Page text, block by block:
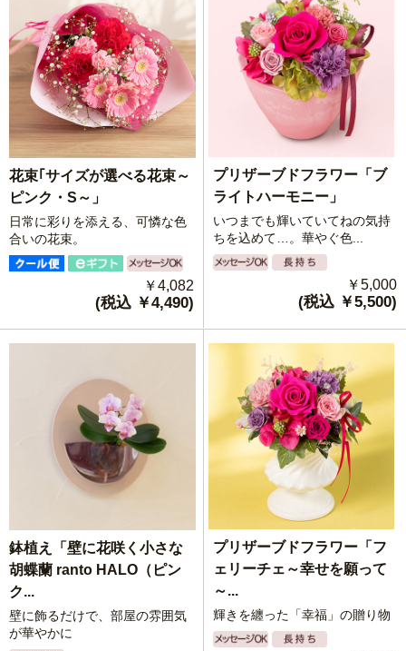
花束｢サイズが選べる花束～
ピンク・S～」
日常に彩りを添える、可憐な色
合いの花束。
￥4,082
(税込 ￥4,490)
プリザーブドフラワー「ブ
ライトハーモニー」
いつまでも輝いていてねの気持
ちを込めて…。華やぐ色...
￥5,000
(税込 ￥5,500)
鉢植え「壁に花咲く小さな
胡蝶蘭 ranto HALO（ピン
ク...
壁に飾るだけで、部屋の雰囲気
が華やかに
プリザーブドフラワー「フ
ェリーチェ～幸せを願って
～...
輝きを纏った「幸福」の贈り物